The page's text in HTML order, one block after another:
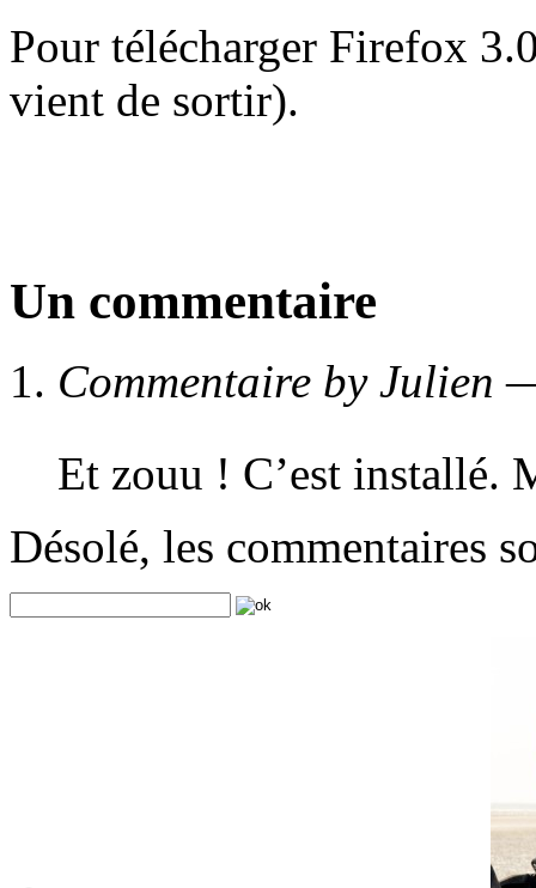
Pour télécharger Firefox
vient de sortir).
Un commentaire
Commentaire by Julien
Et zouu ! C’est installé.
Désolé, les commentaires